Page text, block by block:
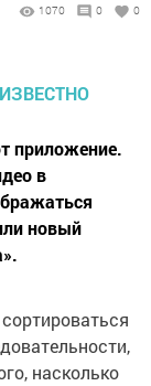
1070 0 0
приложение.
в
новый
насколько